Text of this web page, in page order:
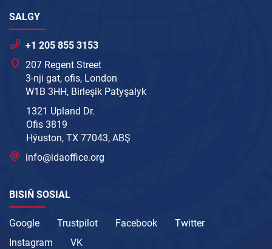
SALGY
+1 205 855 3153
207 Regent Street
3-nji gat, ofis, London
W1B 3HH, Birleşik Patyşalyk
1321 Upland Dr.
Ofis 3819
Hýuston, TX 77043, ABŞ
info@idaoffice.org
BISIŇ SOSIAL
Google Trustpilot Facebook
Twitter
Instagram
VK